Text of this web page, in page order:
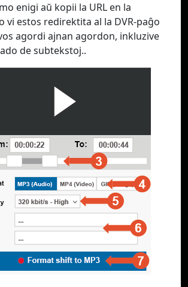
enigi aŭ kopii la URL en la
vi estos redirektita al la DVR-paĝo
agordi ajnan agordon, inkluzive
de subtekstoj..